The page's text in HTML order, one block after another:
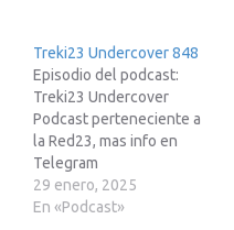
Si estas pensando en
adquirir un Tesla te paso
mi enlace de
recomendación para que
pueda obtener 250€ de
descuento.
http://treki23.com/tesla
Enlace para apuntarte a
Treki23 Undercover 848
Episodio del podcast:
Treki23 Undercover
Podcast perteneciente a
la Red23, mas info en
Telegram
https://t.me/red23es Si
estas pensando en
29 enero, 2025
En «Podcast»